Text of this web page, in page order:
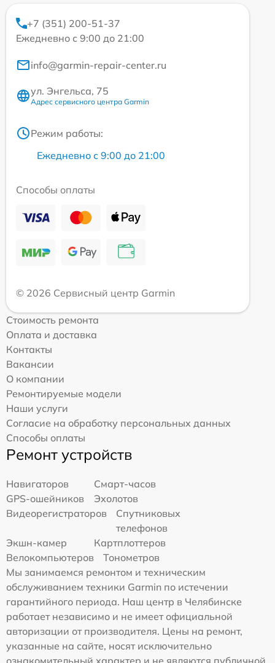
+7 (351) 200-51-37
Ежедневно с 9:00 до 21:00
info@garmin-repair-center.ru
ул. Энгельса, 75
Адрес сервисного центра Garmin
Режим работы:
Ежедневно с 9:00 до 21:00
Способы оплаты
© 2026 Сервисный центр Garmin
Стоимость ремонта
Оплата и доставка
Контакты
Вакансии
О компании
Ремонтируемые модели
Наши услуги
Согласие на обработку персональных данных
Способы оплаты
Ремонт устройств
Навигаторов
Смарт-часов
GPS-ошейников
Эхолотов
Видеорегистраторов
Спутниковых
телефонов
Экшн-камер
Картплоттеров
Велокомпьютеров
Тонометров
Мы занимаемся ремонтом и техническим
обслуживанием техники Garmin по истечении
гарантийного периода. Наш центр в Челябинске
работает независимо и не имеет официальной
авторизации от производителя. Цены на ремонт,
указанные на сайте, носят исключительно